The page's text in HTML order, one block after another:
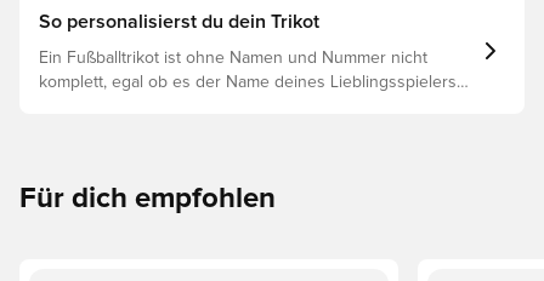
So personalisierst du dein Trikot
Ein Fußballtrikot ist ohne Namen und Nummer nicht
komplett, egal ob es der Name deines Lieblingsspielers
Für dich empfohlen